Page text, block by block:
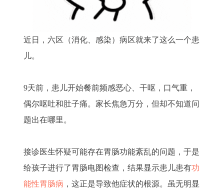
近日，六区（消化、感染）病区就来了这么一个患
儿。
9天前，患儿开始餐前频感恶心、干呕，口气重，
偶尔呕吐和肚子痛。家长焦急万分，但却不知道问
题出在哪里。
接诊医生怀疑可能存在胃肠功能紊乱的问题，于是
给孩子进行了胃肠电图检查，结果显示患儿患有功
能性胃肠病 ，这正是导致他症状的根源。虽无明显